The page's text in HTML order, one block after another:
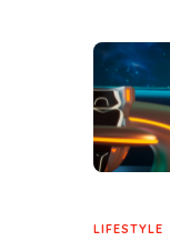
LIFESTYLE